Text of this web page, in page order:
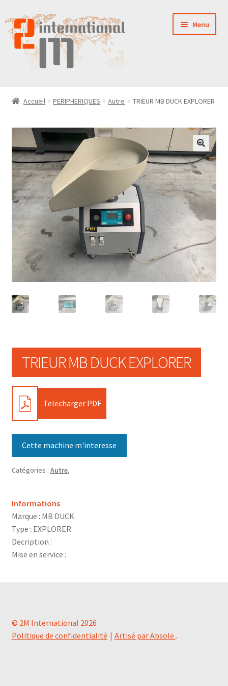
Aller
à
la
navigation
Aller
au
contenu
Menu
VENTES
PIÈCES DÉTACHÉES
CONTACT
Accueil PERIPHERIQUES Autre TRIEUR MB DUCK EXPLORER
TRIEUR MB DUCK EXPLORER
PDF Telecharger PDF
Cette machine m'interesse
Catégories : Autre,
Informations
Marque : MB DUCK
Type : EXPLORER
Decription :
Mise en service :
© 2M International 2026
Politique de confidentialité
Artisé par Absole..